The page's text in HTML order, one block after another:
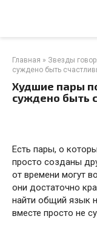
Главная » Звезды
суждено быть
Худшие пары
суждено быть
Есть пары, о
просто созданы
от времени могут
они достаточно
найти общий язык
вместе просто не